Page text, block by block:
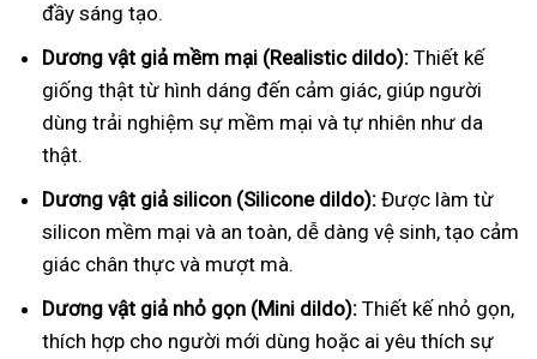
đầy sáng tạo.
Dương vật giả mềm mại (Realistic dildo): Thiết kế
giống thật từ hình dáng đến cảm giác, giúp người
dùng trải nghiệm sự mềm mại và tự nhiên như da
thật.
Dương vật giả silicon (Silicone dildo): Được làm từ
silicon mềm mại và an toàn, dễ dàng vệ sinh, tạo cảm
giác chân thực và mượt mà.
Dương vật giả nhỏ gọn (Mini dildo): Thiết kế nhỏ gọn,
thích hợp cho người mới dùng hoặc ai yêu thích sự